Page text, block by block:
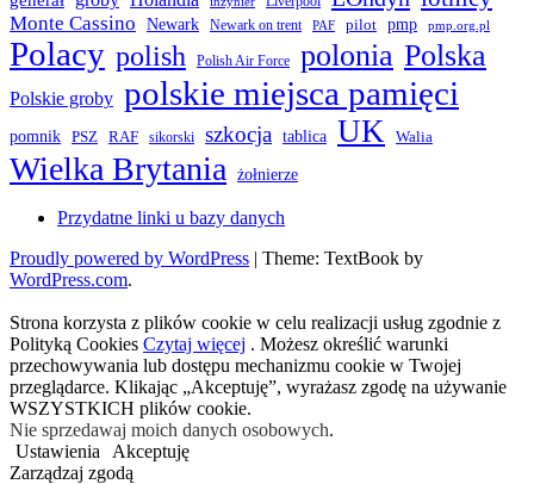
Monte Cassino Newark Newark on trent PAF pilot pmp pmp.org.pl
Polacy polish Polish Air Force polonia Polska
Polskie groby polskie miejsca pamięci
pomnik PSZ RAF sikorski szkocja tablica UK Walia
Wielka Brytania żołnierze
Przydatne linki u bazy danych
Proudly powered by WordPress | Theme: TextBook by
WordPress.com.
Strona korzysta z plików cookie w celu realizacji usług zgodnie z
Polityką Cookies Czytaj więcej . Możesz określić warunki
przechowywania lub dostępu mechanizmu cookie w Twojej
przeglądarce. Klikając „Akceptuję”, wyrażasz zgodę na używanie
WSZYSTKICH plików cookie.
Nie sprzedawaj moich danych osobowych.
Ustawienia
Akceptuję
Zarządzaj zgodą